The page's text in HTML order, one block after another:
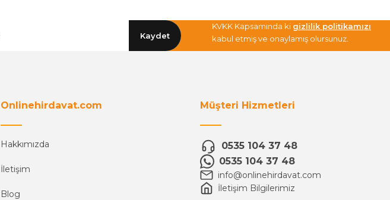
Kaydet
KVKK Kapsamında ki gizlilik politikamızı
kabul etmiş ve onaylamış olursunuz.
Onlinehirdavat.com
Hakkımızda
İletişim
Blog
Müşteri Hizmetleri
0535 104 37 48
0535 104 37 48
info@onlinehirdavat.com
İletişim Bilgilerimiz